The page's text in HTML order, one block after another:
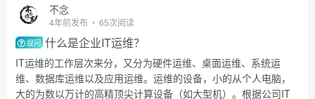
不念
4年前发布 65次阅读
提问 什么是企业IT运维？
IT运维的工作层次来分，又分为硬件运维、桌面运维、系统运
维、数据库运维以及应用运维。运维的设备，小的从个人电脑，
大的为数以万计的高精顶尖计算设备（如大型机）。根据公司IT